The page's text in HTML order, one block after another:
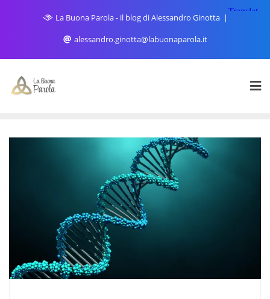
La Buona Parola - il blog di Alessandro Ginotta
alessandro.ginotta@labuonaparola.it